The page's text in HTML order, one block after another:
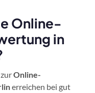
Online-
in
Online-
erreichen bei gut